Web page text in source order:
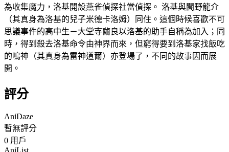
為收集魔力，洛基開設燕雀偵探社當偵探。 洛基與闇野龍介
（其真身為洛基的兒子米德卡洛姆）同住。這個時候喜歡不可
思議事件的高中生－大堂寺繭良以洛基的助手自稱為加入；同
時，得到殺去洛基命令由神界而來，但窮得要到洛基家找飯吃
的鳴神（其真身為雷神道爾）亦登場了，不同的故事因而展
開。
評分
AniDaze
暫無評分
0 用戶